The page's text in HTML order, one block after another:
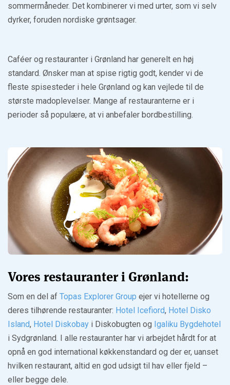
sommermåneder. Det kombinerer vi med urter, som vi selv
dyrker, foruden nordiske grøntsager.
Caféer og restauranter i Grønland har generelt en høj
standard. Ønsker man at spise rigtig godt, kender vi de
fleste spisesteder i hele Grønland og kan vejlede til de
største madoplevelser. Mange af restauranterne er i
perioder så populære, at vi anbefaler bordbestilling.
Vores restauranter i Grønland:
Som en del af Topas Explorer Group ejer vi hotellerne og
deres tilhørende restauranter: Hotel Icefiord, Hotel Disko
Island, Hotel Diskobay i Diskobugten og Igaliku Bygdehotel
i Sydgrønland. I alle restauranter har vi arbejdet hårdt for at
opnå en god international køkkenstandard og der er, uanset
hvilken restaurant, altid en god udsigt til hav eller fjeld –
eller begge dele.